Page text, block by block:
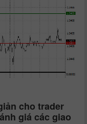
cho trader
giá các giao